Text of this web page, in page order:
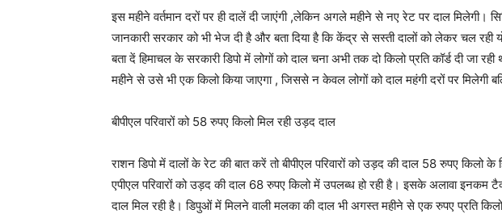
इस महीने वर्तमान दरों पर ही दालें दी जाएंगी ,लेकिन अगले महीने से नए रेट पर दाल मिलेगी।
जानकारी सरकार को भी भेज दी है और बता दिया है कि केंद्र से सस्ती दालों को लेकर चल रही
बता दें हिमाचल के सरकारी डिपो में लोगों को दाल चना अभी तक दो किलो प्रति कॉर्ड दी जा
महीने से उसे भी एक किलो किया जाएगा , जिससे न केवल लोगों को दाल महंगी दरों पर मिलेगी
बीपीएल परिवारों को 58 रुपए किलो मिल रही उड़द दाल
राशन डिपो में दालों के रेट की बात करें तो बीपीएल परिवारों को उड़द की दाल 58 रुपए किलो के
एपीएल परिवारों को उड़द की दाल 68 रुपए किलो में उपलब्ध हो रही है। इसके अलावा इनकम
दाल मिल रही है। डिपुओं में मिलने वाली मलका की दाल भी अगस्त महीने से एक रुपए प्रति किलो